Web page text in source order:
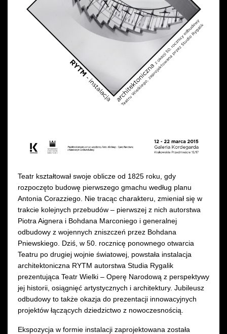
Wynajem kostiumów
Wynajem rekwizytów
Fundusze unijne
Teatr kształtował swoje oblicze od 1825 roku, gdy
rozpoczęto budowę pierwszego gmachu według planu
Antonia Corazziego. Nie tracąc charakteru, zmieniał się w
trakcie kolejnych przebudów – pierwszej z nich autorstwa
Piotra Aignera i Bohdana Marconiego i generalnej
odbudowy z wojennych zniszczeń przez Bohdana
Pniewskiego. Dziś, w 50. rocznicę ponownego otwarcia
Teatru po drugiej wojnie światowej, powstała instalacja
architektoniczna RYTM autorstwa Studia Rygalik
prezentująca Teatr Wielki – Operę Narodową z perspektywy
jej historii, osiągnięć artystycznych i architektury. Jubileusz
odbudowy to także okazja do prezentacji innowacyjnych
projektów łączących dziedzictwo z nowoczesnością.
Ekspozycja w formie instalacji zaprojektowana została